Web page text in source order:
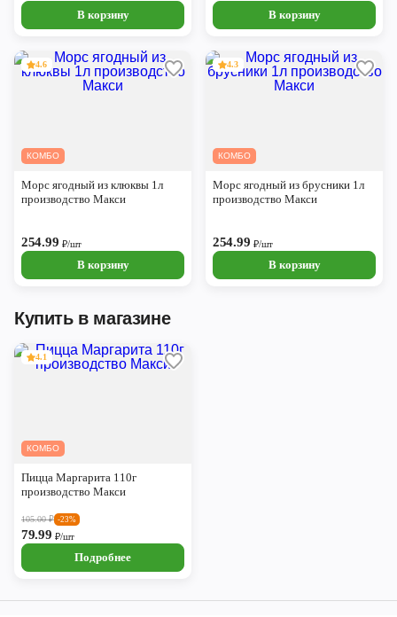
В корзину В корзину
КОМБО
4.6
Морс ягодный из клюквы 1л
производство Макси
254.99 ₽/шт
В корзину
КОМБО
4.3
Морс ягодный из брусники 1л
производство Макси
254.99 ₽/шт
В корзину
Купить в магазине
КОМБО
4.1
Пицца Маргарита 110г
производство Макси
105.00₽ -23%
79.99₽/шт
Подробнее